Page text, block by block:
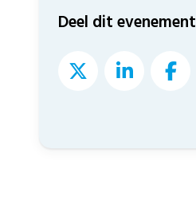
Deel dit evenement